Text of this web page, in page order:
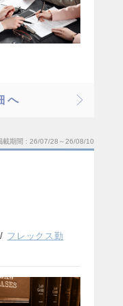
へ
載期間 26/07/28～26/08/10
フレックス勤